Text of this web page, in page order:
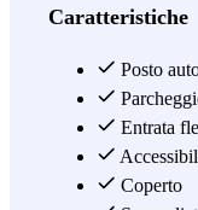
auto sarà in perfetto
Estació de Sants può
sua posizione fuori dal
attraversare in
muoverti in città con il
di metropolitana. La
Caratteristiche
Posto
Entrata
Coperto